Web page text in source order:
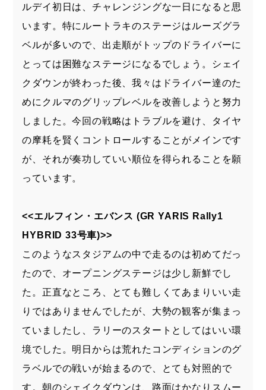
ルデイ初日は、チャレンジングな一日になると思
います。特にルートラキのステージはルーズグラ
ベルが多いので、出走順がトップのドライバーに
とっては困難なステージになるでしょう。シェイ
クダウンが終わった後、我々はドライバー達のた
めにクルマのグリップレベルを改善しようと努力
しました。今回の戦略はトラブルを避け、タイヤ
の摩耗を賢くコントロールすることがメインです
が、それが奏功していい順位を得られることを願
っています。
<<エルフィン・エバンス (GR YARIS Rally1
HYBRID 33号車)>>
このようなスタジアムの中で走るのは初めてだっ
たので、オープニングステージは少し新鮮でし
た。正直なところ、とても難しくてあまりいい走
りではありませんでしたが、大勢の観客が集まっ
ていましたし、ラリーのスタートとしてはいい環
境でした。明日からは荒れたコンディションのグ
ラベルでの戦いが始まるので、とても対照的で
す。朝のシェイクダウンは、路面はかなりスムー